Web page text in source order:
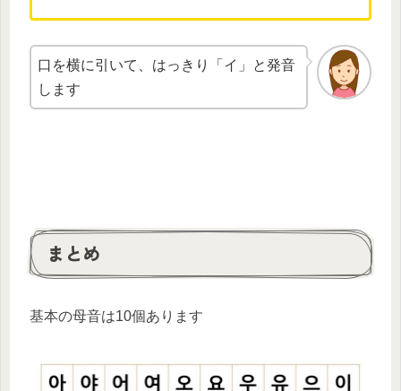
口を横に引いて、はっきり「イ」と発音
します
まとめ
基本の母音は10個あります